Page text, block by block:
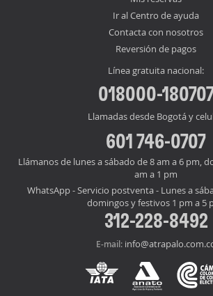
Ir al Centro de ayuda
Contacta con nosotros
Reversión de pagos
Línea gratuita nacional:
018000-
Llamadas desde Bogotá y
601 746-0707
Llámanos de lunes a sábado de 8 am a 6 pm,
am a 1 pm
WhatsApp - Servicio postventa - Lunes a
domingos y festivos 1 pm a 5
312-228-8492
E-mail: